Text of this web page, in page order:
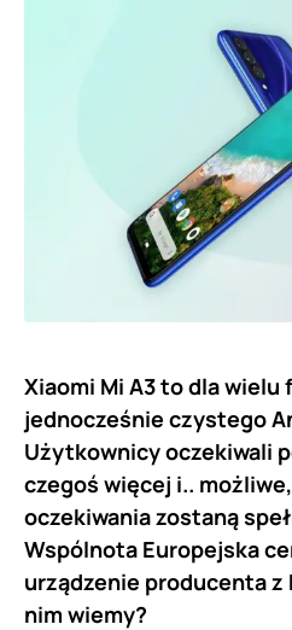
Xiaomi Mi A3 to dla wielu
jednocześnie czystego
Użytkownicy oczekiwali
czegoś więcej i..
oczekiwania zostaną
Wspólnota Europejska
urządzenie producenta z
nim wiemy?